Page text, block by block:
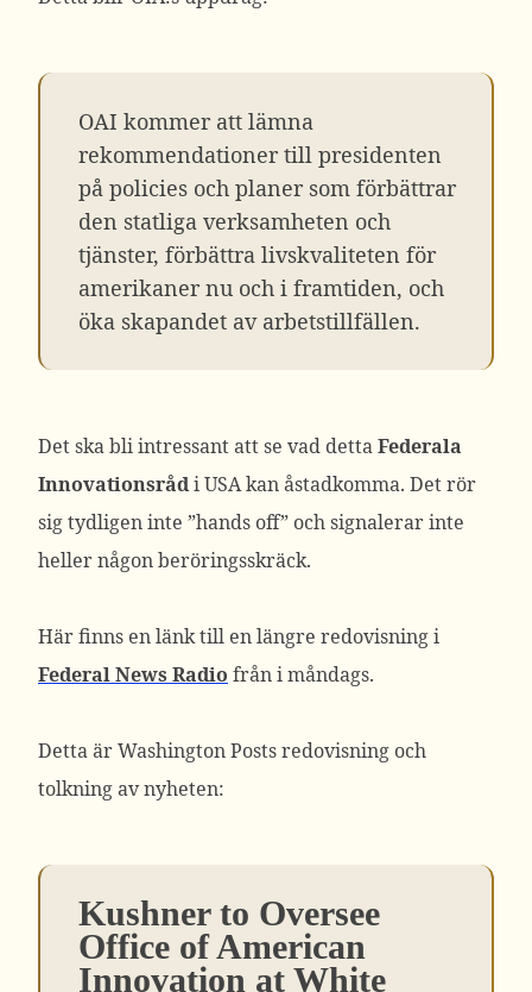
OAI kommer att lämna
rekommendationer till presidenten
på policies och planer som förbättrar
den statliga verksamheten och
tjänster, förbättra livskvaliteten för
amerikaner nu och i framtiden, och
öka skapandet av arbetstillfällen.
Det ska bli intressant att se vad dettaFederala
Innovationsrådi USA kan åstadkomma. Det rör
sig tydligen inte ”hands off” och signalerar inte
heller någon beröringsskräck.
Här finns en länk till en längre redovisning i
Federal News Radio från i måndags.
Detta är Washington Posts redovisning och
tolkning av nyheten:
Kushner to Oversee
Office of American
Innovation at White